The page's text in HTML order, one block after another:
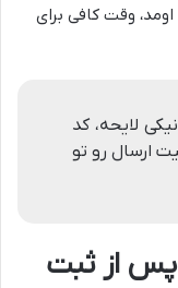
وقت کافی برای
لایحه، کد
ارسال رو تو
پس از ثبت